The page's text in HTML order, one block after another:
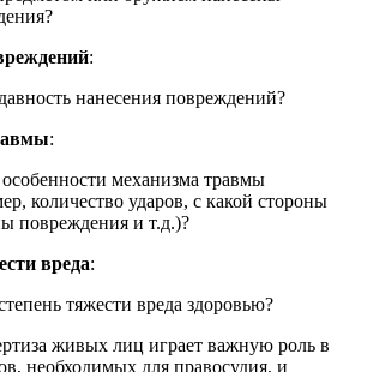
:
нанесения повреждений?
:
механизма травмы
количество ударов, с какой стороны
повреждения и т.д.)?
вреда:
тяжести вреда здоровью?
живых лиц играет важную роль в
необходимых для правосудия, и